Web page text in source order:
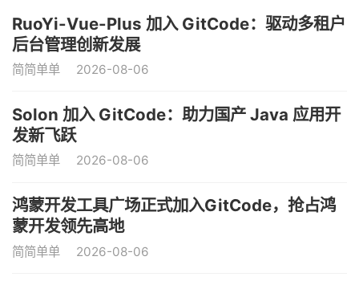
RuoYi-Vue-Plus 加入 GitCode：驱动多租户
后台管理创新发展
简简单单 2026-08-06
Solon 加入 GitCode：助力国产 Java 应用开
发新飞跃
简简单单 2026-08-06
鸿蒙开发工具广场正式加入GitCode，抢占鸿
蒙开发领先高地
简简单单 2026-08-06